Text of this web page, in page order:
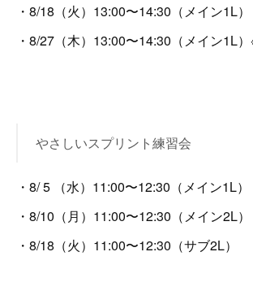
・8/18（火）13:00〜14:30（メイン1L）
・8/27（木）13:00〜14:30（メイン1L
やさしいスプリント練習会
・8/ 5 （水）11:00〜12:30（メイン1L）
・8/10（月）11:00〜12:30（メイン2L）
・8/18（火）11:00〜12:30（サブ2L）